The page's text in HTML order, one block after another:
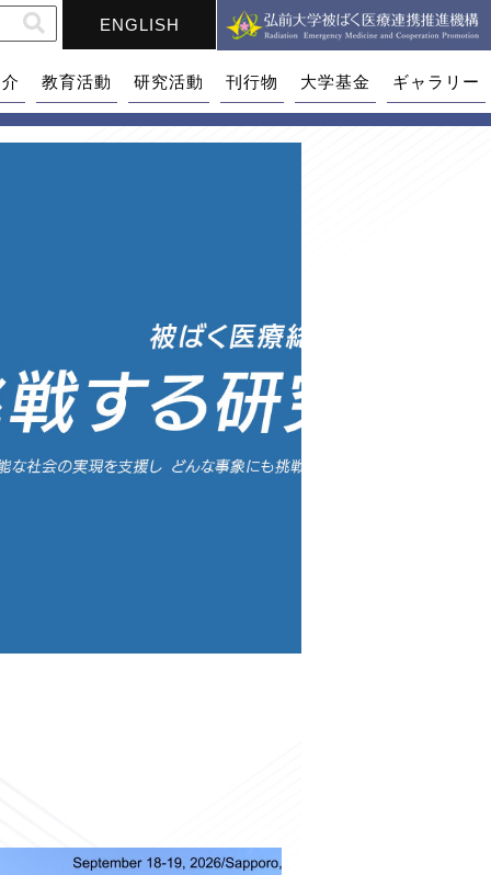
ENGLISH
教育活動 研究活動 刊行物 大学基金 ギャラリー